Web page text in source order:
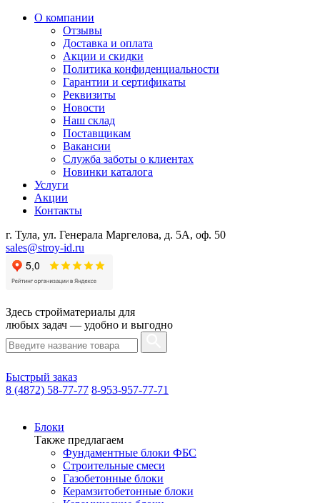
О компании
Отзывы
Доставка и оплата
Акции и скидки
Политика конфиденциальности
Гарантии и сертификаты
Реквизиты
Новости
Наш склад
Поставщикам
Вакансии
Служба заботы о клиентах
Новинки каталога
Услуги
Акции
Контакты
г. Тула, ул. Генерала Маргелова, д. 5А, оф. 50
sales@stroy-id.ru
Здесь стройматериалы для
любых задач — удобно и выгодно
Быстрый заказ
8 (4872) 58-77-77 8-953-957-77-71
Блоки
Также предлагаем
Фундаментные блоки ФБС
Строительные смеси
Газобетонные блоки
Керамзитобетонные блоки